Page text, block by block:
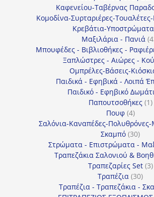
Καφενείου-Ταβέρνας
Κομοδίνα-Συρταριέρες-
Κρεβάτια-Υποστρώματα
Μαξιλάρια - Πανιά
Μπουφέδες - Βιβλιοθήκες -
Ξαπλώστρες - Αιώρες -
Ομπρέλες-Βάσεις-
Παιδικά - Εφηβικά - Λοιπά
Παιδικό - Εφηβικό
Παπουτσοθήκες 11
Πουφ 44
Σαλόνια-Καναπέδες-Πολυθρόνες-
Σκαμπό 3030
Στρώματα - Επιστρώματα -
Τραπεζάκια Σαλονιού &
Τραπεζαρίες Set 33
Τραπέζια 3030
Τραπέζια - Τραπεζάκια -